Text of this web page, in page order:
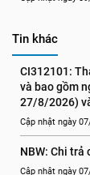
Tin khác
CI312101:
và bao gồm
27/8/2026)
Cập nhật ngày
NBW: Chi trả
Cập nhật ngày